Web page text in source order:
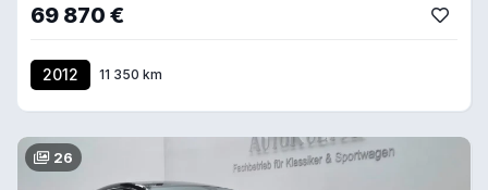
69 870 €
2012 11 350 km
26